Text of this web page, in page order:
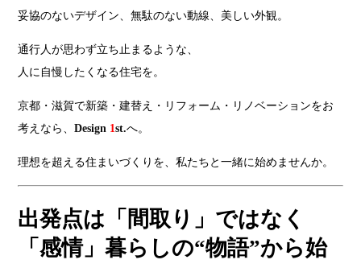
妥協のないデザイン、無駄のない動線、美しい外観。
通行人が思わず立ち止まるような、
人に自慢したくなる住宅を。
京都・滋賀で新築・建替え・リフォーム・リノベーションをお
考えなら、Design 1st.へ。
理想を超える住まいづくりを、私たちと一緒に始めませんか。
出発点は「間取り」ではなく
「感情」暮らしの“物語”から始